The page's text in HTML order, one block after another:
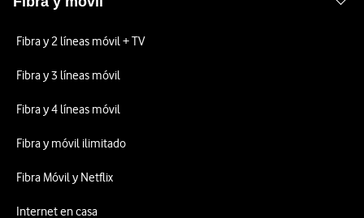
Fibra y 2 líneas móvil + TV
Fibra y 3 líneas móvil
Fibra y 4 líneas móvil
Fibra y móvil ilimitado
Fibra Móvil y Netflix
Internet en casa